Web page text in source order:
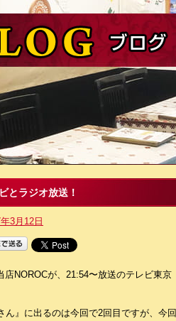
とラジオ放送！
3月12日
店NOROCが、21:54〜放送のテレビ東
ん』に出るのは今回で2回目ですが、今